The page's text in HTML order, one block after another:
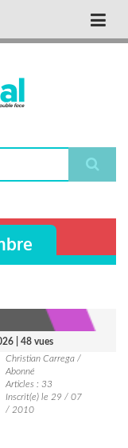
| 48 vues
Christian Carrega /
Abonné
Articles : 33
Inscrit(e) le 29 / 07
/ 2010